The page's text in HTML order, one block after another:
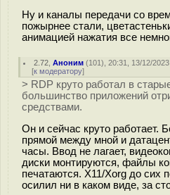
Ну и каналы передачи со
пожырнее стали,
анимацией нажатия все
2.72 ,Аноним (101), 20:31, 13/12/
[к модератору]
> RDP круто работал в
большинство приложений
средствами.
Он и сейчас круто работает.
прямой между мной и
часы. Ввод не лагает,
диски монтируются, файлы
печатаются. X11/Xorg до сих
осилил ни в каком виде, за